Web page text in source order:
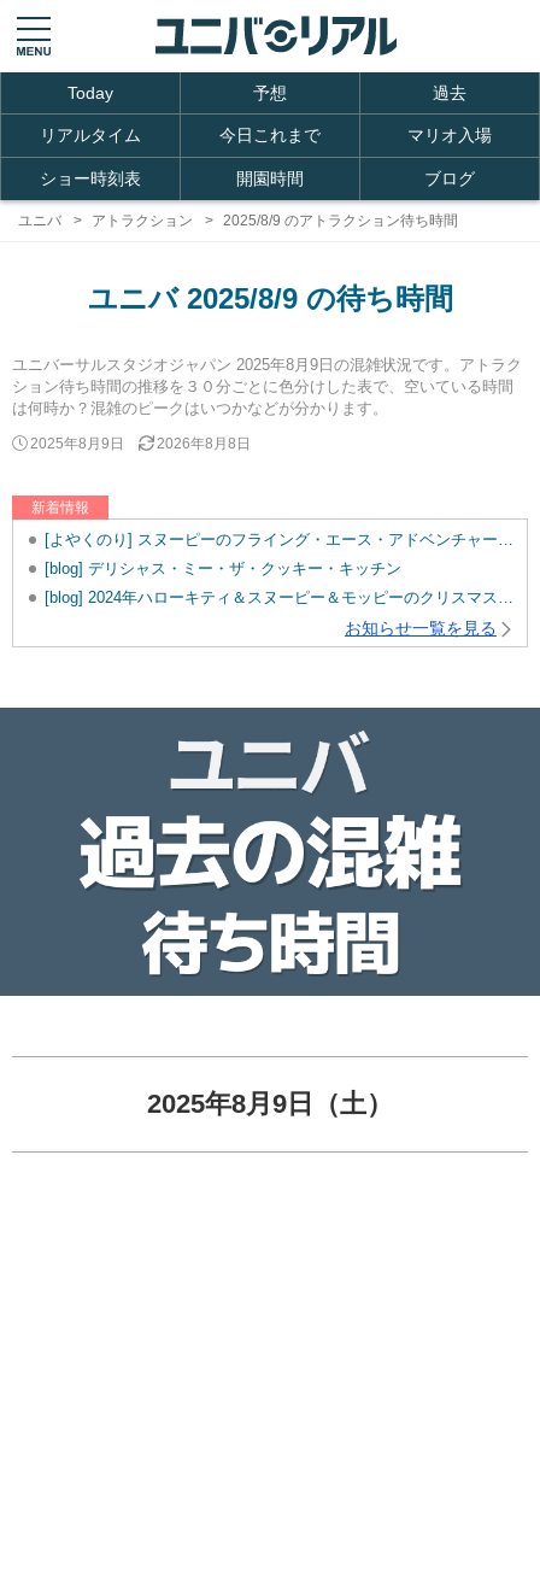
Today 予想 過去
リアルタイム 今日これまで マリオ入場
ショー時刻表 開園時間 ブログ
ユニバ アトラクション 2025/8/9 のアトラクション待ち時間
ユニバ 2025/8/9 の待ち時間
ユニバーサルスタジオジャパン 2025年8月9日の混雑状況です。アトラク
ション待ち時間の推移を３０分ごとに色分けした表で、空いている時間
は何時か？混雑のピークはいつかなどが分かります。
2025年8月9日 2026年8月8日
新着情報
[よやくのり] スヌーピーのフライング・エース・アドベンチャーを追加しました。
[blog] デリシャス・ミー・ザ・クッキー・キッチン
[blog] 2024年ハローキティ＆スヌーピー＆モッピーのクリスマスグッズ♡
お知らせ一覧を見る
2025年8月9日（土）